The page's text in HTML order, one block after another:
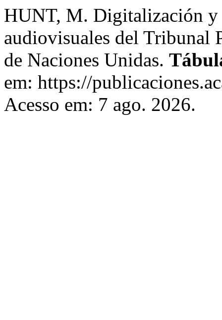
HUNT, M. Digitalización y
audiovisuales del Tribunal
de Naciones Unidas.
em: https://
Acesso em: 7 ago. 2026.